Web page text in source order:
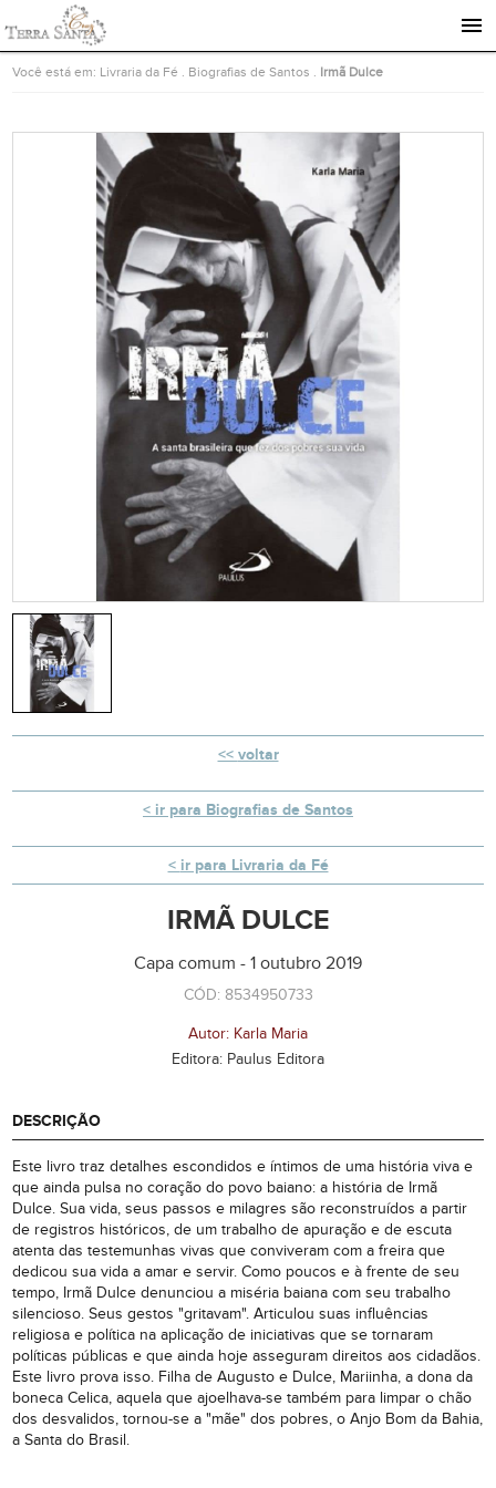
Ir para a página inicial
Você está em: Livraria da Fé Biografias de Santos Irmã Dulce
voltar
ir para Biografias de Santos
ir para Livraria da Fé
IRMÃ DULCE
Capa comum - 1 outubro 2019
CÓD: 8534950733
Autor: Karla Maria
Editora: Paulus Editora
DESCRIÇÃO
Este livro traz detalhes escondidos e íntimos de uma história viva e
que ainda pulsa no coração do povo baiano: a história de Irmã
Dulce. Sua vida, seus passos e milagres são reconstruídos a partir
de registros históricos, de um trabalho de apuração e de escuta
atenta das testemunhas vivas que conviveram com a freira que
dedicou sua vida a amar e servir. Como poucos e à frente de seu
tempo, Irmã Dulce denunciou a miséria baiana com seu trabalho
silencioso. Seus gestos "gritavam". Articulou suas influências
religiosa e política na aplicação de iniciativas que se tornaram
políticas públicas e que ainda hoje asseguram direitos aos cidadãos.
Este livro prova isso. Filha de Augusto e Dulce, Mariinha, a dona da
boneca Celica, aquela que ajoelhava-se também para limpar o chão
dos desvalidos, tornou-se a "mãe" dos pobres, o Anjo Bom da Bahia,
a Santa do Brasil.